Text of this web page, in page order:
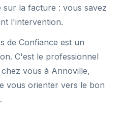
la facture : vous savez
l'intervention.
de Confiance est un
C'est le professionnel
vous à Annoville,
vous orienter vers le bon